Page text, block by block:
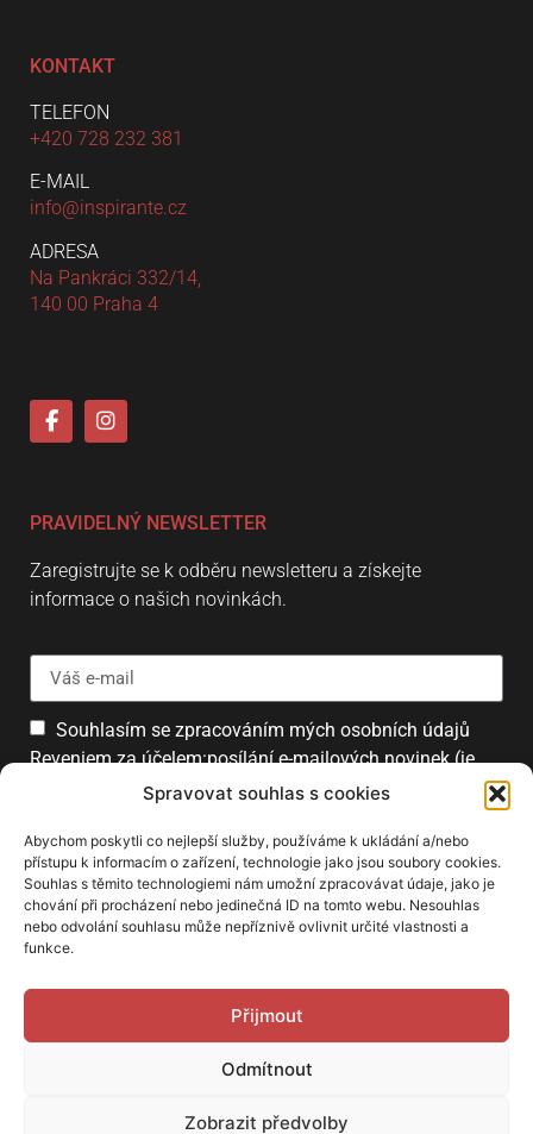
Spravovat souhlas s cookies
Abychom poskytli co nejlepší služby, používáme k ukládání a/nebo
přístupu k informacím o zařízení, technologie jako jsou soubory cookies.
Souhlas s těmito technologiemi nám umožní zpracovávat údaje, jako je
chování při procházení nebo jedinečná ID na tomto webu. Nesouhlas
nebo odvolání souhlasu může nepříznivě ovlivnit určité vlastnosti a
funkce.
Přijmout
Odmítnout
Zobrazit předvolby
KONTAKT
TELEFON
+420 728 232 381
E-MAIL
info@inspirante.cz
ADRESA
Na Pankráci 332/14,
140 00 Praha 4
PRAVIDELNÝ NEWSLETTER
Zaregistrujte se k odběru newsletteru a získejte
informace o našich novinkách.
Souhlasím se zpracováním mých osobních údajů
Reveniem za účelem:posílání e-mailových novinek (je
možné se kdykoliv odhlásit).
Přihlásit
PARTNEŘI